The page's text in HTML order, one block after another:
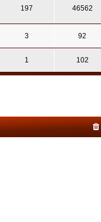
197 46562
3 92
1 102